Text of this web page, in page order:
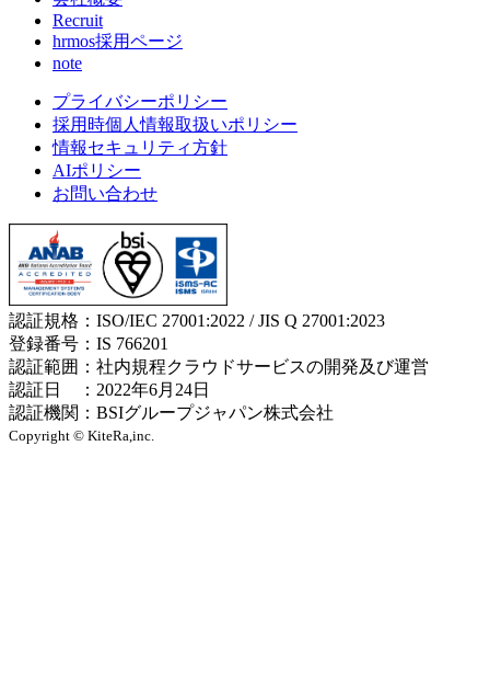
Recruit
hrmos採用ページ
note
プライバシーポリシー
採用時個人情報取扱いポリシー
情報セキュリティ方針
AIポリシー
お問い合わせ
認証規格：ISO/IEC 27001:2022 / JIS Q 27001:2023
登録番号：IS 766201
認証範囲：社内規程クラウドサービスの開発及び運営
認証日 ：2022年6月24日
認証機関：BSIグループジャパン株式会社
Copyright © KiteRa,inc.